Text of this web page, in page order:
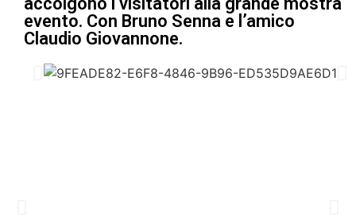
evento. Con Bruno Senna e l’amico
Claudio Giovannone.